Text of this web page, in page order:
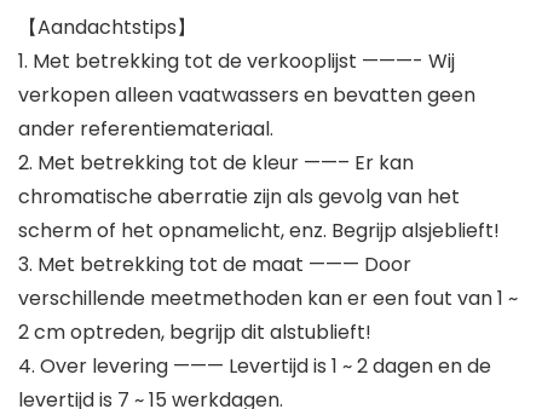
【Aandachtstips】
1. Met betrekking tot de verkooplijst ———- Wij
verkopen alleen vaatwassers en bevatten geen
ander referentiemateriaal.
2. Met betrekking tot de kleur ——– Er kan
chromatische aberratie zijn als gevolg van het
scherm of het opnamelicht, enz. Begrijp alsjeblieft!
3. Met betrekking tot de maat ——— Door
verschillende meetmethoden kan er een fout van 1 ~
2 cm optreden, begrijp dit alstublieft!
4. Over levering ——— Levertijd is 1 ~ 2 dagen en de
levertijd is 7 ~ 15 werkdagen.